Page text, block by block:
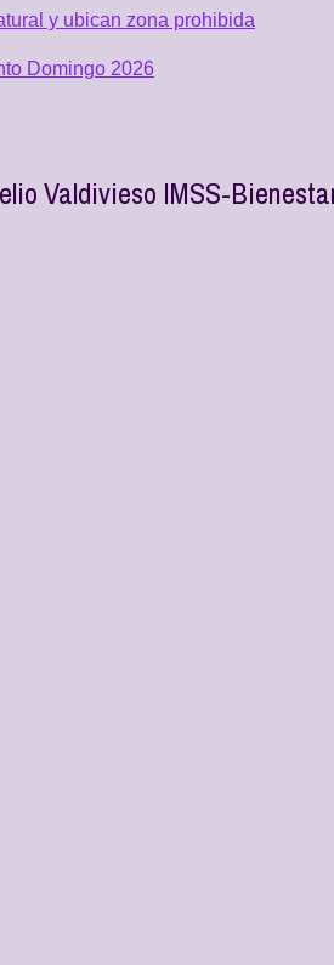
y ubican zona prohibida
Domingo 2026
Valdivieso IMSS-